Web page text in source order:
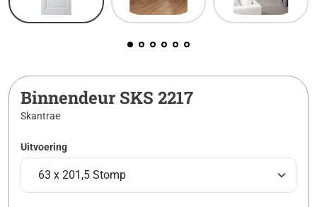
Binnendeur SKS 2217
Skantrae
Uitvoering